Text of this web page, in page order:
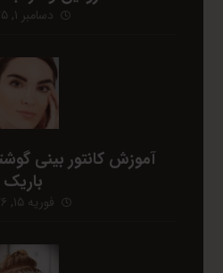
دسامبر ۱, ۲۰۲۵
آموزش کانتور بینی
باریک
فوریه ۱۵, ۲۰۲۶